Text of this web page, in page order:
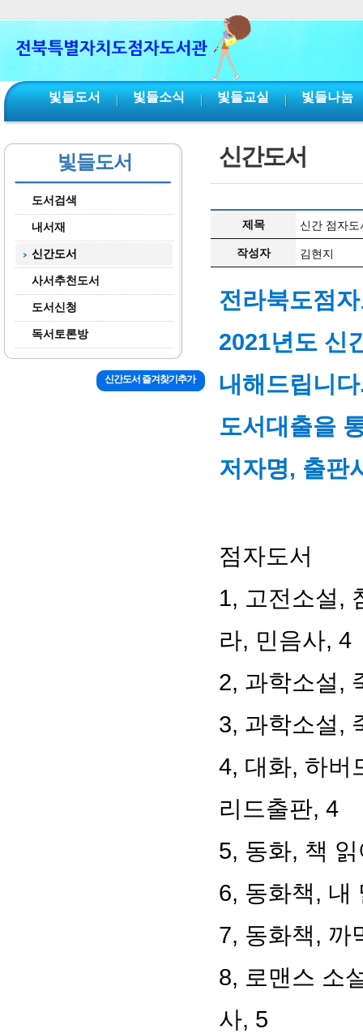
빛들도서 빛들소식 빛들교실 빛들나눔
빛들도서
도서검색
내서재
신간도서
사서추천도서
도서신청
독서토론방
신간도서
제목 신간 점자
작성자 김현지
전라북도점
2021년도 신
내해드립니
도서대출을
저자명, 출판
점자도서
1, 고전소설,
라, 민음사, 4
2, 과학소설,
3, 과학소설,
4, 대화, 하버
리드출판, 4
5, 동화, 책
6, 동화책, 내
7, 동화책, 까
8, 로맨스 소
사, 5
신간도서 즐겨찾기추가